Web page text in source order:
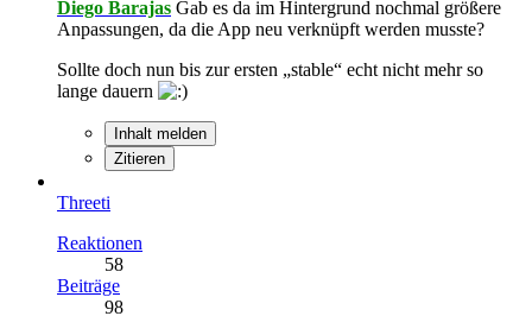
Diego Barajas Gab es da im Hintergrund nochmal größere
Anpassungen, da die App neu verknüpft werden musste?
Sollte doch nun bis zur ersten „stable“ echt nicht mehr so
lange dauern
Inhalt melden
Zitieren
Threeti
Reaktionen
58
Beiträge
98